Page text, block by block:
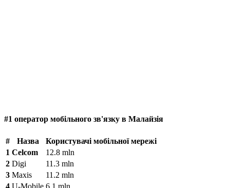
#1 оператор мобільного зв'язку в Малайзія
# Назва
Користувачі мобільної мережі
1 Celcom
12.8 mln
2 Digi
11.3 mln
3 Maxis
11.2 mln
4 U-Mobile 6.1 mln